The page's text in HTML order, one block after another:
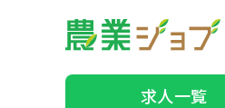
求人一覧